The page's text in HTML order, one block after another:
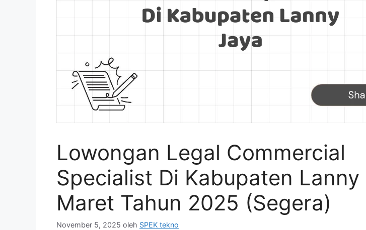
Lowongan Legal Commercial
Specialist Di Kabupaten Lanny
Maret Tahun 2025 (Segera)
November 5, 2025 oleh SPEK tekno